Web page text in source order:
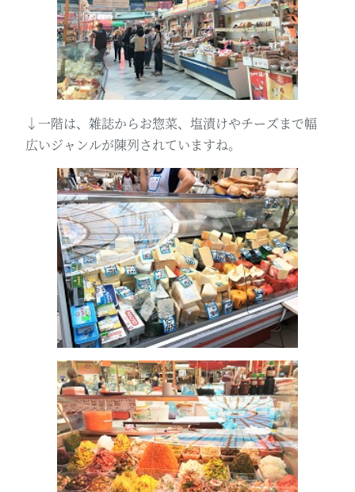
↓一階は、雑誌からお惣菜、塩漬けやチーズまで幅
広いジャンルが陳列されていますね。